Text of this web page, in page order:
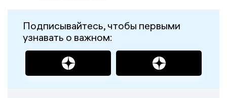
Подписывайтесь, чтобы первыми
узнавать о важном: